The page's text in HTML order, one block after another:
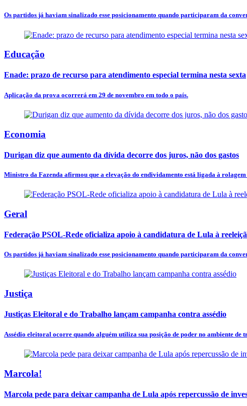
Os partidos já haviam sinalizado esse posicionamento quando participaram da
Educação
Enade: prazo de recurso para atendimento especial termina nesta sexta
Aplicação da prova ocorrerá em 29 de novembro em todo o país.
Economia
Durigan diz que aumento da dívida decorre dos juros, não dos gastos
Ministro da Fazenda afirmou que a elevação do endividamento está ligada à
Geral
Federação PSOL-Rede oficializa apoio à candidatura de Lula à
Os partidos já haviam sinalizado esse posicionamento quando participaram da
Justiça
Justiças Eleitoral e do Trabalho lançam campanha contra assédio
Assédio eleitoral ocorre quando alguém utiliza sua posição de poder no ambiente de
Marcola!
Marcola pede para deixar campanha de Lula após repercussão de